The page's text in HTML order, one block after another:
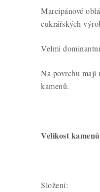
Marcipánové
cukrářských
Velmi
Na povrchu mají
kamenů.
Velikost
Složení: